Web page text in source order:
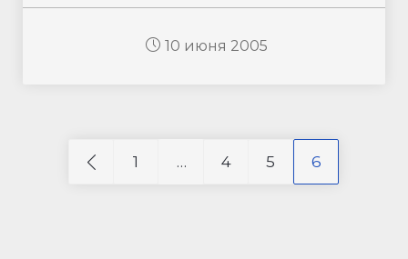
10 июня 2005
1 … 4 5 6